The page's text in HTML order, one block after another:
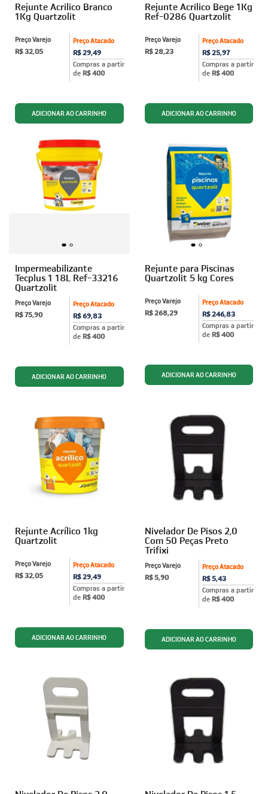
Rejunte Acrilico Branco
1Kg Quartzolit
Preço Atacado
R$ 29,49
Compras a partir
de R$ 400
Preço Varejo
R$ 32,05
Rejunte Acrilico Bege 1Kg
Ref-0286 Quartzolit
Preço Atacado
R$ 25,97
Compras a partir
de R$ 400
Preço Varejo
R$ 28,23
Impermeabilizante
Tecplus 1 18L Ref-33216
Quartzolit
Preço Atacado
R$ 69,83
Compras a partir
de R$ 400
Preço Varejo
R$ 75,90
Rejunte para Piscinas
Quartzolit 5 kg Cores
Preço Atacado
R$ 246,83
Compras a partir
de R$ 400
Preço Varejo
R$ 268,29
Rejunte Acrílico 1kg
Quartzolit
Preço Atacado
R$ 29,49
Compras a partir
de R$ 400
Preço Varejo
R$ 32,05
Nivelador De Pisos 2,0
Com 50 Peças Preto
Trifixi
Preço Atacado
R$ 5,43
Compras a partir
de R$ 400
Preço Varejo
R$ 5,90